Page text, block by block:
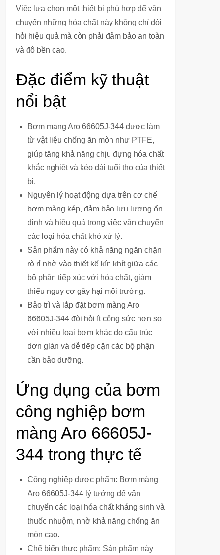
Việc lựa chọn một thiết bị phù hợp để vận
chuyển những hóa chất này không chỉ đòi
hỏi hiệu quả mà còn phải đảm bảo an toàn
và độ bền cao.
Đặc điểm kỹ thuật
nổi bật
Bơm màng Aro 66605J-344 được làm
từ vật liệu chống ăn mòn như PTFE,
giúp tăng khả năng chịu đựng hóa chất
khắc nghiệt và kéo dài tuổi thọ của thiết
bị.
Nguyên lý hoạt động dựa trên cơ chế
bơm màng kép, đảm bảo lưu lượng ổn
định và hiệu quả trong việc vận chuyển
các loại hóa chất khó xử lý.
Sản phẩm này có khả năng ngăn chặn
rò rỉ nhờ vào thiết kế kín khít giữa các
bộ phận tiếp xúc với hóa chất, giảm
thiểu nguy cơ gây hại môi trường.
Bảo trì và lắp đặt bơm màng Aro
66605J-344 đòi hỏi ít công sức hơn so
với nhiều loại bơm khác do cấu trúc
đơn giản và dễ tiếp cận các bộ phận
cần bảo dưỡng.
Ứng dụng của bơm
công nghiệp bơm
màng Aro 66605J-
344 trong thực tế
Công nghiệp dược phẩm: Bơm màng
Aro 66605J-344 lý tưởng để vận
chuyển các loại hóa chất kháng sinh và
thuốc nhuộm, nhờ khả năng chống ăn
mòn cao.
Chế biến thực phẩm: Sản phẩm này